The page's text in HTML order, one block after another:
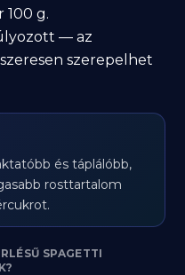
100 g.
— az
szerepelhet
és táplálóbb,
rosttartalom
SPAGETTI